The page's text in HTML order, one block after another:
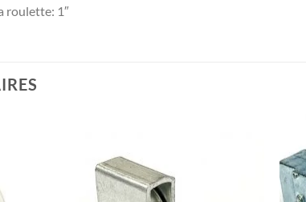
roulette: 1″